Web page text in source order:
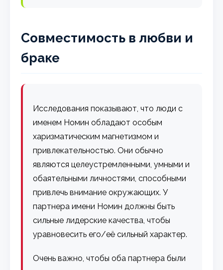
Совместимость в любви и
браке
Исследования показывают, что люди с
именем Номин обладают особым
харизматическим магнетизмом и
привлекательностью. Они обычно
являются целеустремленными, умными и
обаятельными личностями, способными
привлечь внимание окружающих. У
партнера имени Номин должны быть
сильные лидерские качества, чтобы
уравновесить его/её сильный характер.
Очень важно, чтобы оба партнера были